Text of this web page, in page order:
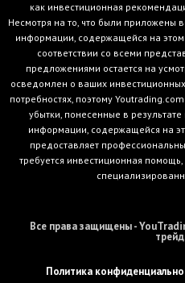
как инвестиционная
Несмотря на то, что были приложены
информации, содержащейся на
соответствии со всеми
предложениями остается на
осведомлен о ваших
потребностях, поэтому
убытки, понесенные в
информации, содержащейся на
предоставляет
требуется инвестиционная
Все права защищены -
Политика